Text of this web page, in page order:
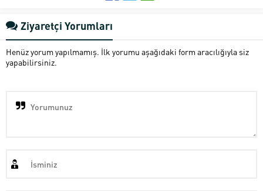
Ziyaretçi Yorumları
Henüz yorum yapılmamış. İlk yorumu aşağıdaki form aracılığıyla siz
yapabilirsiniz.